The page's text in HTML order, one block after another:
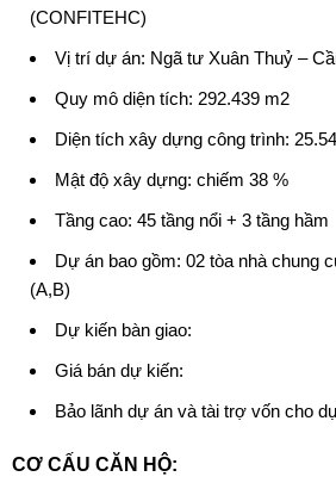
(CONFITEHC)
Vị trí dự án: Ngã tư Xuân Thuỷ –
Quy mô diện tích: 292.439 m2
Diện tích xây dựng công trình:
Mật độ xây dựng: chiếm 38 %
Tầng cao: 45 tầng nổi + 3 tầng hầm
Dự án bao gồm: 02 tòa nhà chung
(A,B)
Dự kiến bàn giao:
Giá bán dự kiến:
Bảo lãnh dự án và tài trợ vốn cho
CƠ CẤU CĂN HỘ: